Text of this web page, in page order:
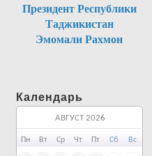
Президент Республики
Таджикистан
Эмомали Рахмон
Календарь
Пн Вт Ср Чт Пт Сб Вс
АВГУСТ 2026